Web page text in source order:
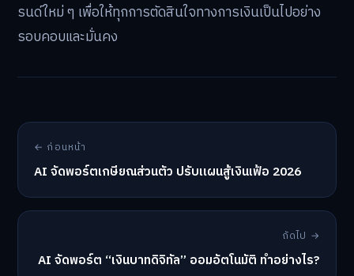
รนด์ใหม่ ๆ เพื่อให้ทุกการตัดสินใจทางการเงินเป็นไปอย่าง
รอบคอบและมั่นคง
← ก่อนหน้า
AI จัดพอร์ตเกษียณส่วนตัว ปรับแผนสู้เงินเฟ้อ 2026
ถัดไป →
AI จัดพอร์ต “เงินบาทดิจิทัล” ออมอัตโนมัติ ทำอย่างไร?